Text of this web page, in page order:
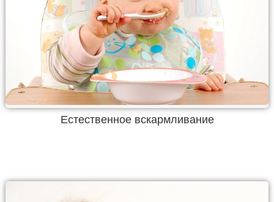
Естественное вскармливание